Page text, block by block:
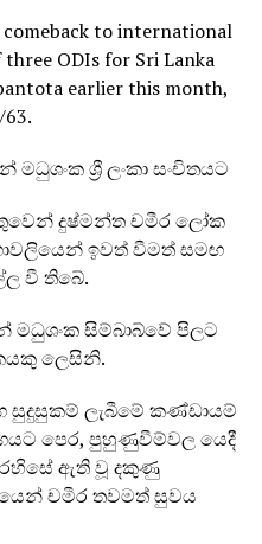
to international
ODIs for Sri Lanka
earlier this month,
ශ්‍රී ලංකා සංචිතයට
දුෂ්මන්ත චමීර ලෝක
ඉවත් වීමත් සමඟ
වී තිබේ.
සිම්බාබ්වේ පිලට
ලෙසිනි.
සුදුසුකම් ලැබීමේ කණ්ඩායම්
පෙර, පුහුණුවීම්වල යෙදී
ඇති වූ දකුණු
චමීර තවමත් සුවය